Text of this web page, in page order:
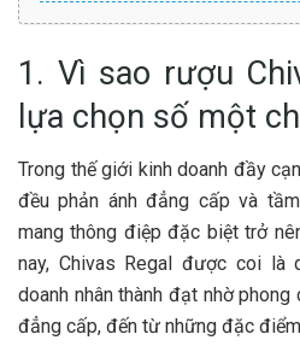
1. Vì sao rượu
lựa chọn số một
Trong thế giới kinh doanh đầy
đều phản ánh đẳng cấp và
mang thông điệp đặc biệt trở
nay, Chivas Regal được coi là
doanh nhân thành đạt nhờ
đẳng cấp, đến từ những đặc